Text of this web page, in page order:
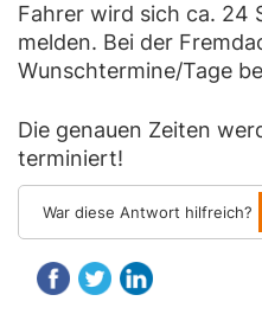
Fahrer wird sich ca. 24
melden. Bei der
Wunschtermine/Tage
Die genauen Zeiten
terminiert!
War diese Antwort hilfreich?